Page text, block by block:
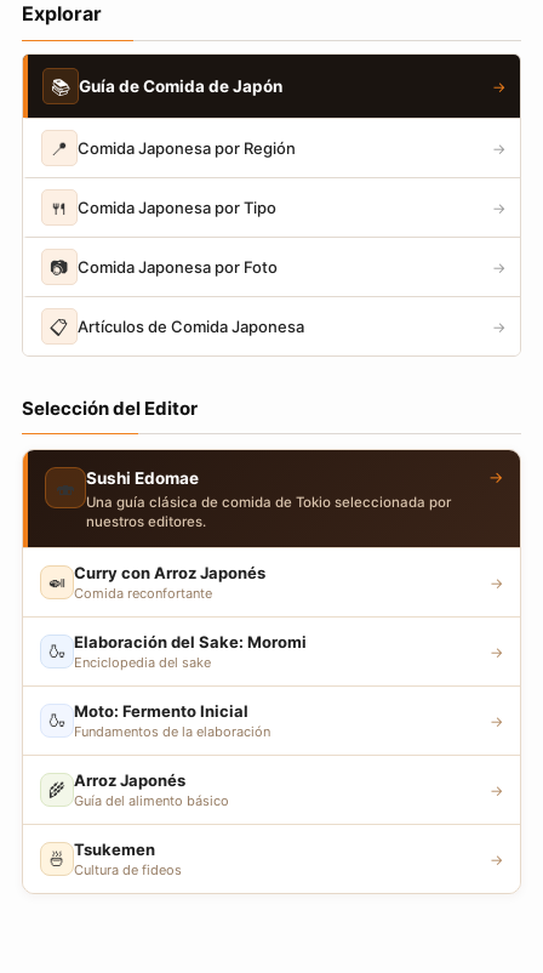
Explorar
📚 Guía de Comida de Japón →
📍 Comida Japonesa por Región →
🍴 Comida Japonesa por Tipo →
📷 Comida Japonesa por Foto →
📋 Artículos de Comida Japonesa →
Selección del Editor
🍣 Sushi Edomae
Una guía clásica de comida de Tokio seleccionada por
nuestros editores.
→
🍛 Curry con Arroz Japonés
Comida reconfortante
→
🍶 Elaboración del Sake: Moromi
Enciclopedia del sake
→
🍶 Moto: Fermento Inicial
Fundamentos de la elaboración
→
🌾 Arroz Japonés
Guía del alimento básico
→
🍜 Tsukemen
Cultura de fideos
→